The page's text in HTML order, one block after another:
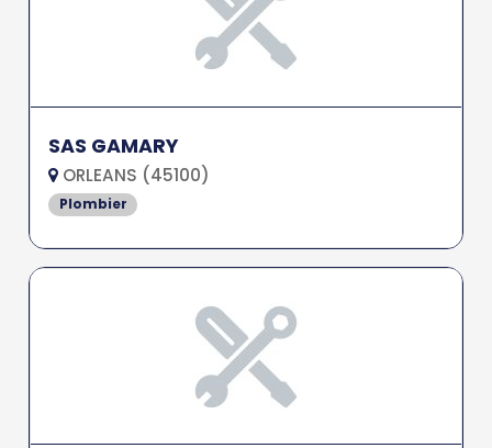
SAS GAMARY
ORLEANS (45100)
Plombier